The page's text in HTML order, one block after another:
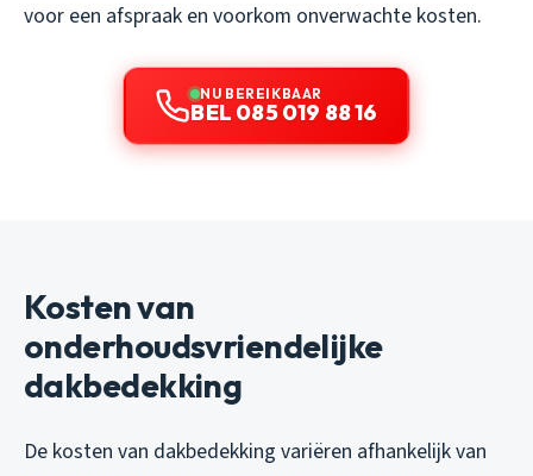
voor een afspraak en voorkom onverwachte kosten.
NU BEREIKBAAR
BEL 085 019 88 16
Kosten van
onderhoudsvriendelijke
dakbedekking
De kosten van dakbedekking variëren afhankelijk van